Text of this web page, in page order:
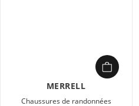
MERRELL
Chaussures de randonnées